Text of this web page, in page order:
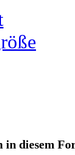
in diesem